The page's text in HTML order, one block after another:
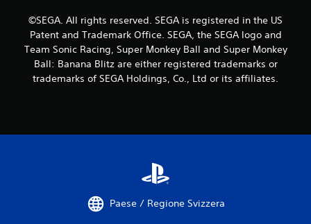
z
i
o
©SEGA. All rights reserved. SEGA is registered in the US
Patent and Trademark Office. SEGA, the SEGA logo and
Team Sonic Racing, Super Monkey Ball and Super Monkey
Ball: Banana Blitz are either registered trademarks or
trademarks of SEGA Holdings, Co., Ltd or its affiliates.
Paese / Regione Svizzera